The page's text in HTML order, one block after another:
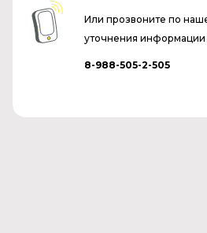
Или прозвоните по
уточнения информации
8-988-505-2-505